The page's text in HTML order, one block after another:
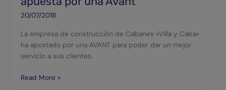
20/07/2018
La empresa de construcción de Cabanes «Villa y Caba»
ha apostado por una AVANT para poder dar un mejor
servicio a sus clientes.
Read More »